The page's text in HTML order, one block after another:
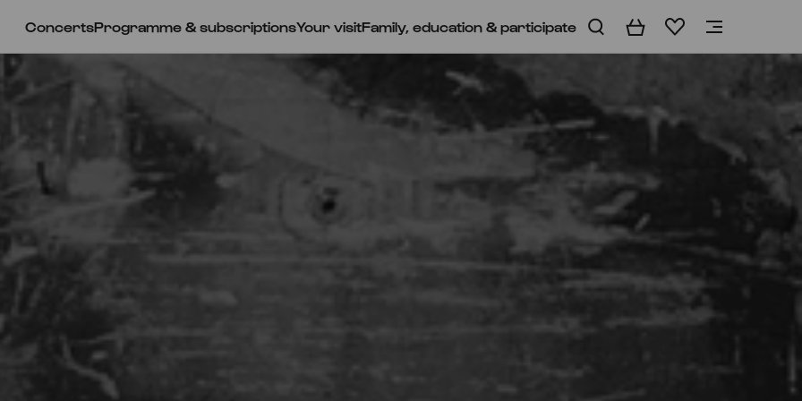
ConcertsProgramme & subscriptionsYour visitFamily, education & participate BasketWishlist